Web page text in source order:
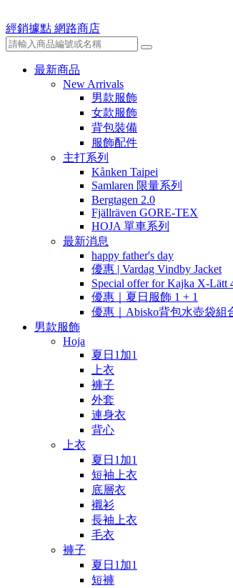
經銷據點 網路商店
最新商品
New Arrivals
男款服飾
女款服飾
背包裝備
服飾配件
主打系列
Kånken Taipei
Samlaren 限量系列
Bergtagen 2.0
Fjällräven GORE-TEX
HOJA 單車系列
最新消息
happy father's day
優惠 | Vardag Vindby Jacket
Special offer for Kajka X-Lätt
優惠｜夏日服飾 1 + 1
優惠｜Abisko背包水壺袋組
男款服飾
Hoja
夏日1加1
上衣
褲子
外套
連身衣
背心
上衣
夏日1加1
短袖上衣
底層衣
襯衫
長袖上衣
毛衣
褲子
夏日1加1
短褲